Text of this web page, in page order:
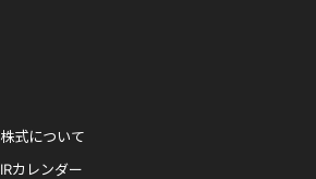
株式について
IRカレンダー